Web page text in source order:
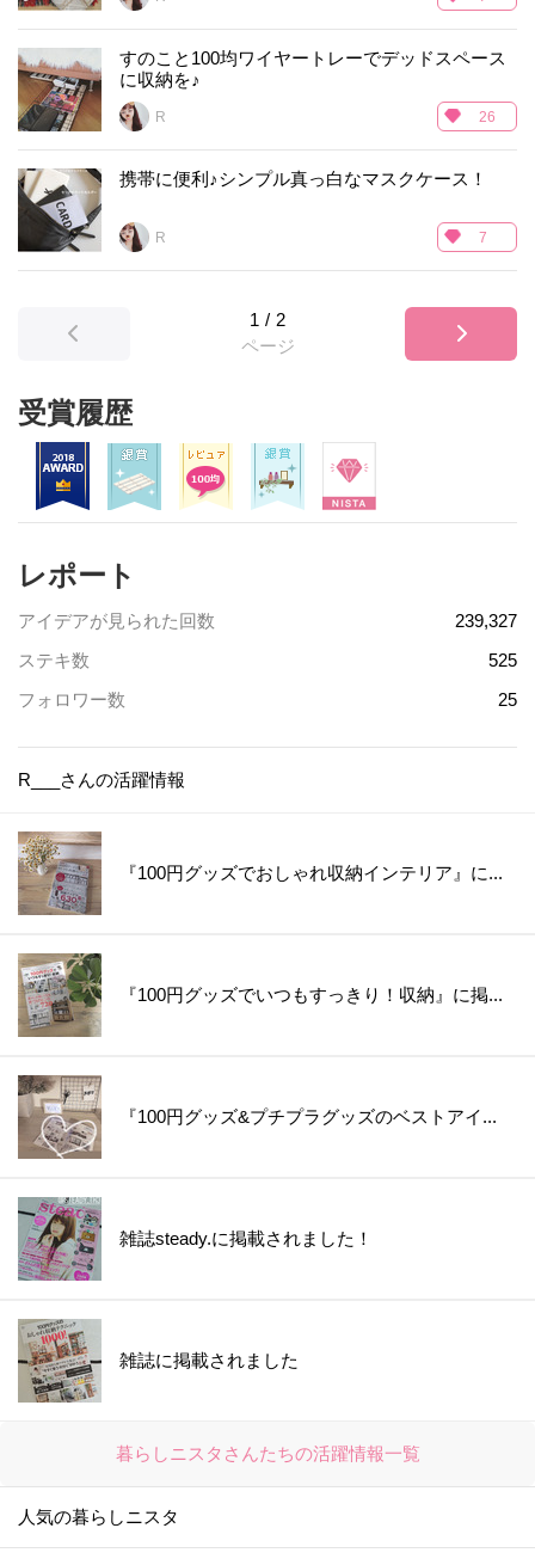
すのこと100均ワイヤートレーでデッドスペース
に収納を♪
R___ 26
携帯に便利♪シンプル真っ白なマスクケース！
R___ 7
1 / 2
ページ
受賞履歴
レポート
アイデアが見られた回数
239,327
ステキ数
525
フォロワー数
25
R___さんの活躍情報
『100円グッズでおしゃれ収納インテリア』に...
『100円グッズでいつもすっきり！収納』に掲...
『100円グッズ&プチプラグッズのベストアイ...
雑誌steady.に掲載されました！
雑誌に掲載されました
暮らしニスタさんたちの活躍情報一覧
人気の暮らしニスタ